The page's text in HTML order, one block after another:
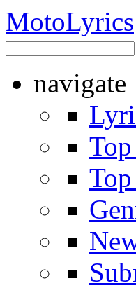
MotoLyrics
navigate